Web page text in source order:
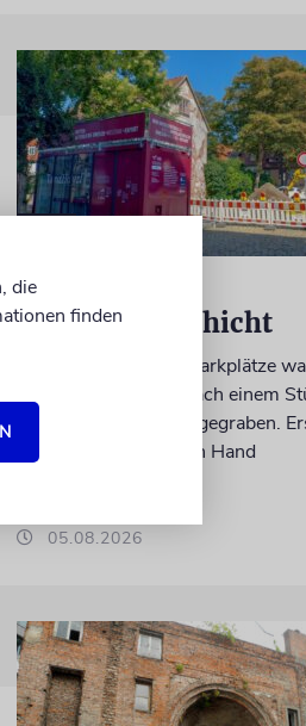
ERFURT
Schicht um Schicht
Dort, wo eben noch Parkplätze
seit wenigen Tagen nach einem
jüdischer Geschichte gegraben.
dem Bagger, dann von Hand
05.08.2026
die
finden